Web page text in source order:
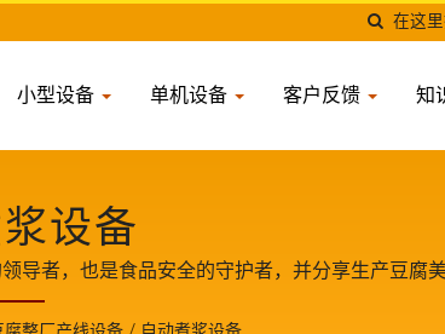
小型设备 单机设备 客户反馈 知
设备
者，也是食品安全的守护者，并分享生产豆腐
的重要伙伴。